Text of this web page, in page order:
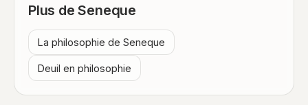
Plus de Seneque
La philosophie de Seneque
Deuil en philosophie